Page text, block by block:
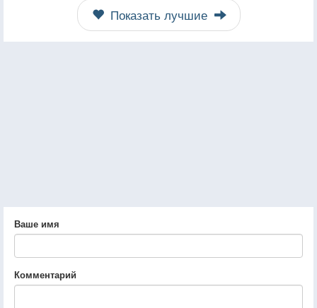
Показать лучшие
Ваше имя
Комментарий